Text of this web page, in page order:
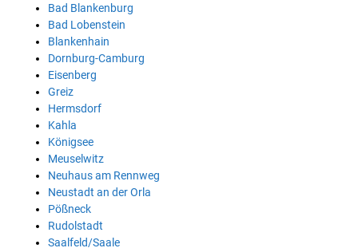
Bad Blankenburg
Bad Lobenstein
Blankenhain
Dornburg-Camburg
Eisenberg
Greiz
Hermsdorf
Kahla
Königsee
Meuselwitz
Neuhaus am Rennweg
Neustadt an der Orla
Pößneck
Rudolstadt
Saalfeld/Saale